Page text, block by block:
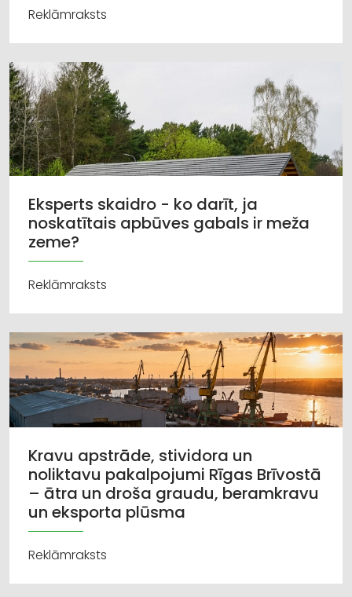
Reklāmraksts
Eksperts skaidro - ko darīt, ja
noskatītais apbūves gabals ir meža
zeme?
Reklāmraksts
Kravu apstrāde, stividora un
noliktavu pakalpojumi Rīgas Brīvostā
– ātra un droša graudu, beramkravu
un eksporta plūsma
Reklāmraksts